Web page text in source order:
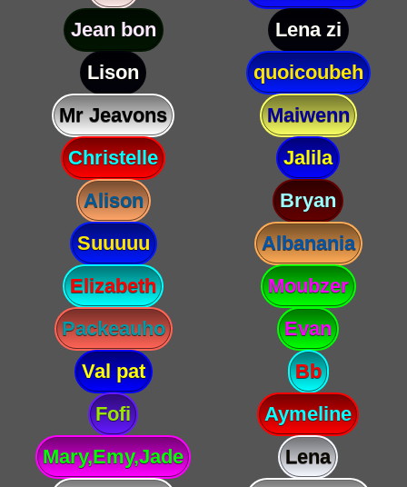
Jean bon
Lena zi
Lison
quoicoubeh
Mr Jeavons
Maiwenn
Christelle
Jalila
Alison
Bryan
Suuuuu
Albanania
Elizabeth
Moubzer
Packeauho
Evan
Val pat
Bb
Fofi
Aymeline
Mary,Emy,Jade
Lena